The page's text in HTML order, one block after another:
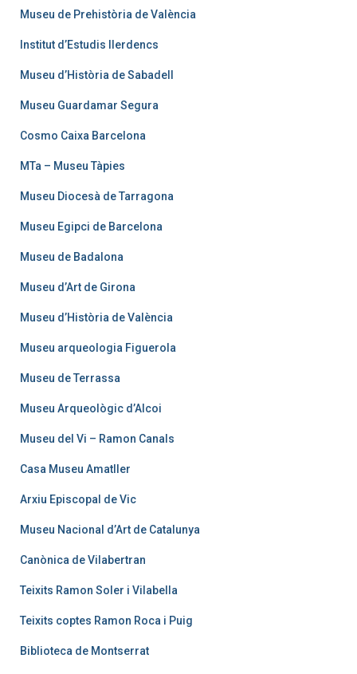
Museu de Prehistòria de València
Institut d’Estudis Ilerdencs
Museu d’Història de Sabadell
Museu Guardamar Segura
Cosmo Caixa Barcelona
MTa – Museu Tàpies
Museu Diocesà de Tarragona
Museu Egipci de Barcelona
Museu de Badalona
Museu d’Art de Girona
Museu d’Història de València
Museu arqueologia Figuerola
Museu de Terrassa
Museu Arqueològic d’Alcoi
Museu del Vi – Ramon Canals
Casa Museu Amatller
Arxiu Episcopal de Vic
Museu Nacional d’Art de Catalunya
Canònica de Vilabertran
Teixits Ramon Soler i Vilabella
Teixits coptes Ramon Roca i Puig
Biblioteca de Montserrat